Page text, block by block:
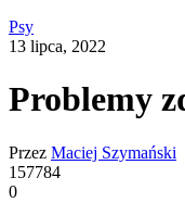
Psy
13 lipca, 2022
Problemy
Przez Maciej Szymański
157784
0